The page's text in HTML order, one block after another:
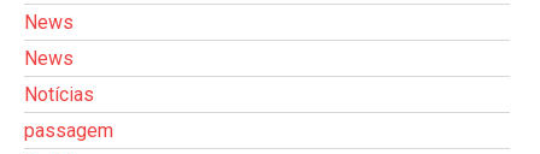
News
News
Notícias
passagem